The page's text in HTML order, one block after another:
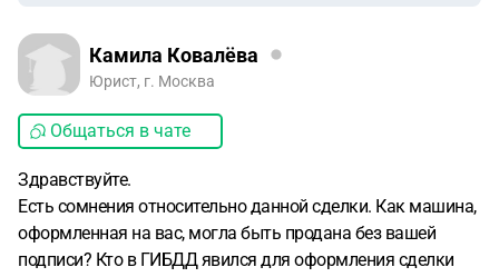
Камила Ковалёва
Юрист, г. Москва
Общаться в чате
Здравствуйте.
Есть сомнения относительно данной сделки. Как машина,
оформленная на вас, могла быть продана без вашей
подписи? Кто в ГИБДД явился для оформления сделки